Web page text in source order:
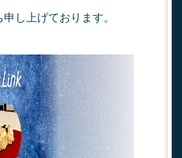
し上げております。